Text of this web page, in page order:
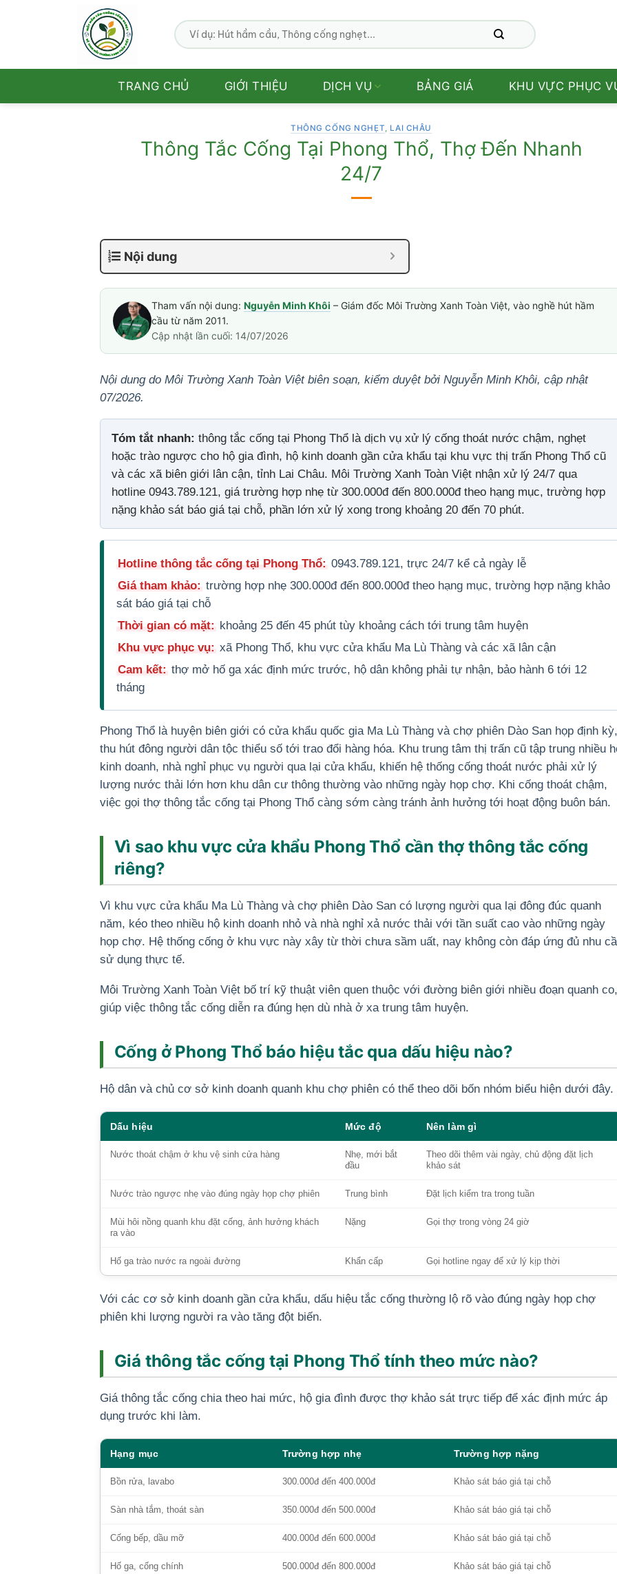
TRANG CHỦ GIỚI THIỆU DỊCH VỤ BẢNG GIÁ KHU VỰC PHỤC
THÔNG CỐNG NGHẸT, LAI CHÂU
Thông Tắc Cống Tại Phong Thổ, Thợ Đến Nhanh
24/7
Nội dung
Tham vấn nội dung: Nguyễn Minh Khôi – Giám đốc Môi Trường Xanh Toàn Việt, vào nghề hút hầm
cầu từ năm 2011.
Cập nhật lần cuối: 14/07/2026
Nội dung do Môi Trường Xanh Toàn Việt biên soạn, kiểm duyệt bởi Nguyễn Minh Khôi, cập nhật
07/2026.
Tóm tắt nhanh: thông tắc cống tại Phong Thổ là dịch vụ xử lý cống thoát nước chậm, nghẹt
hoặc trào ngược cho hộ gia đình, hộ kinh doanh gần cửa khẩu tại khu vực thị trấn Phong Thổ cũ
và các xã biên giới lân cận, tỉnh Lai Châu. Môi Trường Xanh Toàn Việt nhận xử lý 24/7 qua
hotline 0943.789.121, giá trường hợp nhẹ từ 300.000đ đến 800.000đ theo hạng mục, trường hợp
nặng khảo sát báo giá tại chỗ, phần lớn xử lý xong trong khoảng 20 đến 70 phút.
Hotline thông tắc cống tại Phong Thổ: 0943.789.121, trực 24/7 kể cả ngày lễ
Giá tham khảo: trường hợp nhẹ 300.000đ đến 800.000đ theo hạng mục, trường hợp nặng khảo
sát báo giá tại chỗ
Thời gian có mặt: khoảng 25 đến 45 phút tùy khoảng cách tới trung tâm huyện
Khu vực phục vụ: xã Phong Thổ, khu vực cửa khẩu Ma Lù Thàng và các xã lân cận
Cam kết: thợ mở hố ga xác định mức trước, hộ dân không phải tự nhận, bảo hành 6 tới 12
tháng
Phong Thổ là huyện biên giới có cửa khẩu quốc gia Ma Lù Thàng và chợ phiên Dào San họp định kỳ,
thu hút đông người dân tộc thiểu số tới trao đổi hàng hóa. Khu trung tâm thị trấn cũ tập trung nhiều
kinh doanh, nhà nghỉ phục vụ người qua lại cửa khẩu, khiến hệ thống cống thoát nước phải xử lý
lượng nước thải lớn hơn khu dân cư thông thường vào những ngày họp chợ. Khi cống thoát chậm,
việc gọi thợ thông tắc cống tại Phong Thổ càng sớm càng tránh ảnh hưởng tới hoạt động buôn bán.
Vì sao khu vực cửa khẩu Phong Thổ cần thợ thông tắc cống
riêng?
Vì khu vực cửa khẩu Ma Lù Thàng và chợ phiên Dào San có lượng người qua lại đông đúc quanh
năm, kéo theo nhiều hộ kinh doanh nhỏ và nhà nghỉ xả nước thải với tần suất cao vào những ngày
họp chợ. Hệ thống cống ở khu vực này xây từ thời chưa sầm uất, nay không còn đáp ứng đủ nhu
sử dụng thực tế.
Môi Trường Xanh Toàn Việt bố trí kỹ thuật viên quen thuộc với đường biên giới nhiều đoạn quanh co,
giúp việc thông tắc cống diễn ra đúng hẹn dù nhà ở xa trung tâm huyện.
Cống ở Phong Thổ báo hiệu tắc qua dấu hiệu nào?
Hộ dân và chủ cơ sở kinh doanh quanh khu chợ phiên có thể theo dõi bốn nhóm biểu hiện dưới đây.
Dấu hiệu Mức độ Nên làm gì
Nước thoát chậm ở khu vệ sinh cửa hàng
Nhẹ, mới bắt
đầu
Theo dõi thêm vài ngày, chủ động đặt lịch
khảo sát
Nước trào ngược nhẹ vào đúng ngày họp chợ phiên Trung bình Đặt lịch kiểm tra trong tuần
Mùi hôi nồng quanh khu đặt cống, ảnh hưởng khách
ra vào
Nặng Gọi thợ trong vòng 24 giờ
Hố ga trào nước ra ngoài đường Khẩn cấp Gọi hotline ngay để xử lý kịp thời
Với các cơ sở kinh doanh gần cửa khẩu, dấu hiệu tắc cống thường lộ rõ vào đúng ngày họp chợ
phiên khi lượng người ra vào tăng đột biến.
Giá thông tắc cống tại Phong Thổ tính theo mức nào?
Giá thông tắc cống chia theo hai mức, hộ gia đình được thợ khảo sát trực tiếp để xác định mức áp
dụng trước khi làm.
Hạng mục Trường hợp nhẹ Trường hợp nặng
Bồn rửa, lavabo 300.000đ đến 400.000đ Khảo sát báo giá tại chỗ
Sàn nhà tắm, thoát sàn 350.000đ đến 500.000đ Khảo sát báo giá tại chỗ
Cống bếp, dầu mỡ 400.000đ đến 600.000đ Khảo sát báo giá tại chỗ
Hố ga, cống chính 500.000đ đến 800.000đ Khảo sát báo giá tại chỗ